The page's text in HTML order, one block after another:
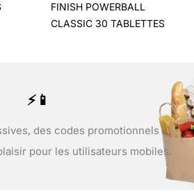
FINISH POWERBALL
CLASSIC 30 TABLETTES
⚡📱
des codes promotionnels
pour les utilisateurs mobiles.